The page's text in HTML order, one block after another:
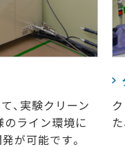
、実験クリーン
のライン環境に
が可能です。